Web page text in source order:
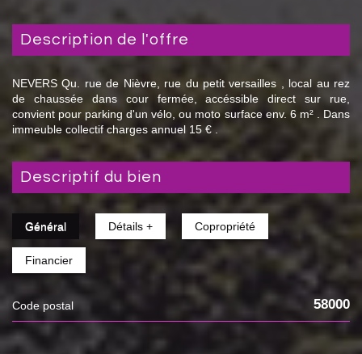
description de l'offre
NEVERS Qu. rue de Nièvre, rue du petit versailles , local au rez
de chaussée dans cour fermée, accéssible direct sur rue,
convient pour parking d'un vélo, ou moto surface env. 6 m² . Dans
immeuble collectif charges annuel 15 € .
descriptif du bien
Général Détails + Copropriété
Financier
Code postal 58000